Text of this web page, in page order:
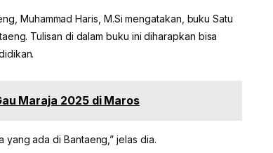
Muhammad Haris, M.Si mengatakan, buku Satu
Tulisan di dalam buku ini diharapkan bisa
Maraja 2025 di Maros
yang ada di Bantaeng,” jelas dia.